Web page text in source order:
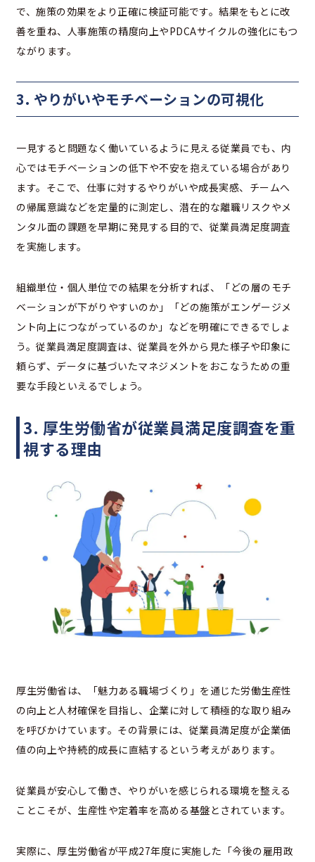
で、施策の効果をより正確に検証可能です。結果をもとに改
善を重ね、人事施策の精度向上やPDCAサイクルの強化にもつ
ながります。
3. やりがいやモチベーションの可視化
一見すると問題なく働いているように見える従業員でも、内
心ではモチベーションの低下や不安を抱えている場合があり
ます。そこで、仕事に対するやりがいや成長実感、チームへ
の帰属意識などを定量的に測定し、潜在的な離職リスクやメ
ンタル面の課題を早期に発見する目的で、従業員満足度調査
を実施します。
組織単位・個人単位での結果を分析すれば、「どの層のモチ
ベーションが下がりやすいのか」「どの施策がエンゲージメ
ント向上につながっているのか」などを明確にできるでしょ
う。従業員満足度調査は、従業員を外から見た様子や印象に
頼らず、データに基づいたマネジメントをおこなうための重
要な手段といえるでしょう。
3. 厚生労働省が従業員満足度調査を重
視する理由
厚生労働省は、「魅力ある職場づくり」を通じた労働生産性
の向上と人材確保を目指し、企業に対して積極的な取り組み
を呼びかけています。その背景には、従業員満足度が企業価
値の向上や持続的成長に直結するという考えがあります。
従業員が安心して働き、やりがいを感じられる環境を整える
ことこそが、生産性や定着率を高める基盤とされています。
実際に、厚生労働省が平成27年度に実施した「今後の雇用政